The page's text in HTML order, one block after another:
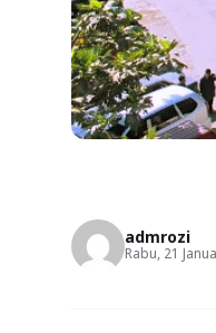
admrozi
Rabu, 21